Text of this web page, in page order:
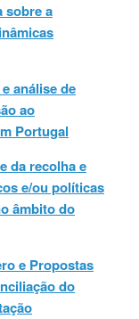
sobre a
análise de
ao
Portugal
da recolha e
e/ou políticas
âmbito do
e Propostas
do